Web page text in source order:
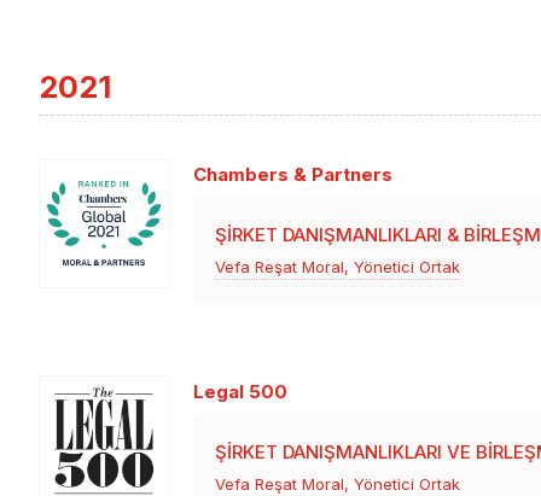
2021
Chambers & Partners
ŞIRKET DANIŞMANLIKLARI &
Vefa Reşat Moral, Yönetici Ortak
Legal 500
ŞIRKET DANIŞMANLIKLARI VE
Vefa Reşat Moral, Yönetici Ortak